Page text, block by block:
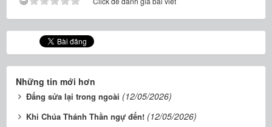
Những tin mới hơn
Đấng sửa lại trong ngoài (12/05/2026)
Khi Chúa Thánh Thần ngự đến! (12/05/2026)